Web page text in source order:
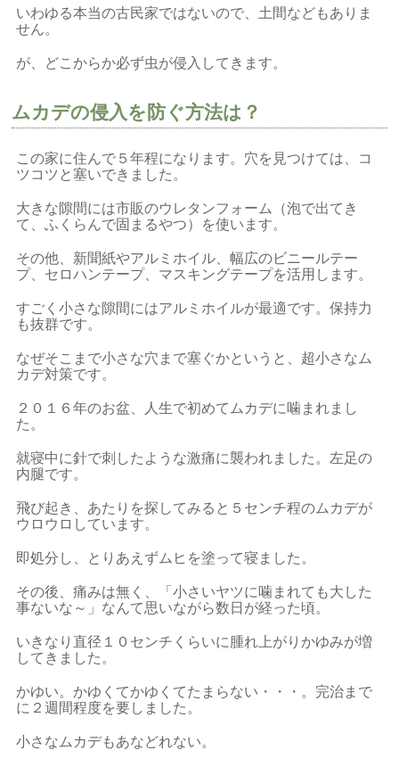
いわゆる本当の古民家ではないので、土間などもありま
せん。
が、どこからか必ず虫が侵入してきます。
ムカデの侵入を防ぐ方法は？
この家に住んで５年程になります。穴を見つけては、コ
ツコツと塞いできました。
大きな隙間には市販のウレタンフォーム（泡で出てき
て、ふくらんで固まるやつ）を使います。
その他、新聞紙やアルミホイル、幅広のビニールテー
プ、セロハンテープ、マスキングテープを活用します。
すごく小さな隙間にはアルミホイルが最適です。保持力
も抜群です。
なぜそこまで小さな穴まで塞ぐかというと、超小さなム
カデ対策です。
２０１６年のお盆、人生で初めてムカデに噛まれまし
た。
就寝中に針で刺したような激痛に襲われました。左足の
内腿です。
飛び起き、あたりを探してみると５センチ程のムカデが
ウロウロしています。
即処分し、とりあえずムヒを塗って寝ました。
その後、痛みは無く、「小さいヤツに噛まれても大した
事ないな～」なんて思いながら数日が経った頃。
いきなり直径１０センチくらいに腫れ上がりかゆみが増
してきました。
かゆい。かゆくてかゆくてたまらない・・・。完治まで
に２週間程度を要しました。
小さなムカデもあなどれない。